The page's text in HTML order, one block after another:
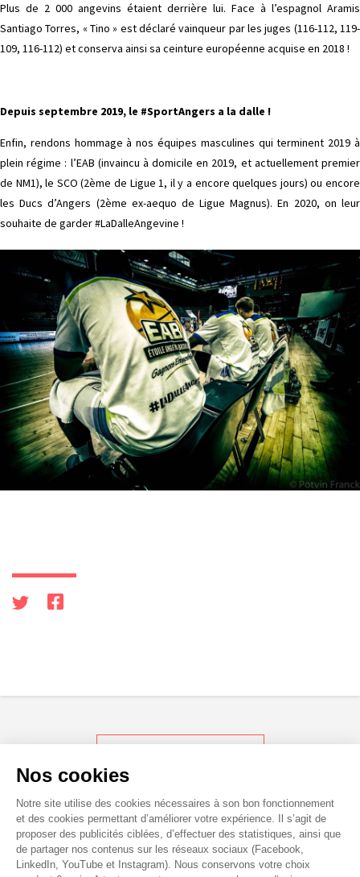
Plus de 2 000 angevins étaient derrière lui. Face à l’espagnol Aramis
Santiago Torres, « Tino » est déclaré vainqueur par les juges (116-112, 119-
109, 116-112) et conserva ainsi sa ceinture européenne acquise en 2018 !
Depuis septembre 2019, le #SportAngers a la dalle !
Enfin, rendons hommage à nos équipes masculines qui terminent 2019 à
plein régime : l’EAB (invaincu à domicile en 2019, et actuellement premier
de NM1), le SCO (2ème de Ligue 1, il y a encore quelques jours) ou encore
les Ducs d’Angers (2ème ex-aequo de Ligue Magnus). En 2020, on leur
souhaite de garder #LaDalleAngevine !
RETOUR AUX ACTUS